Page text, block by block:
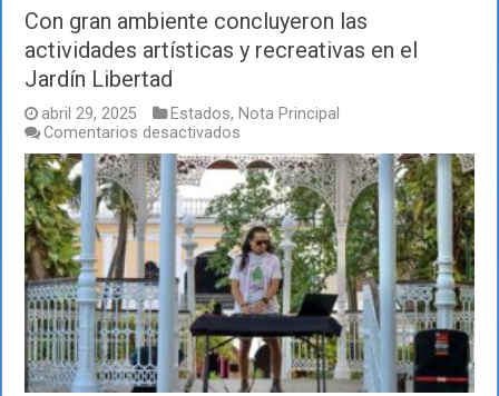
Con gran ambiente concluyeron las
actividades artísticas y recreativas en el
Jardín Libertad
abril 29, 2025 Estados, Nota Principal
Comentarios desactivados
Con
gran
ambiente
concluyeron
las
actividades
artísticas
y
recreativas
en
el
Jardín
Libertad